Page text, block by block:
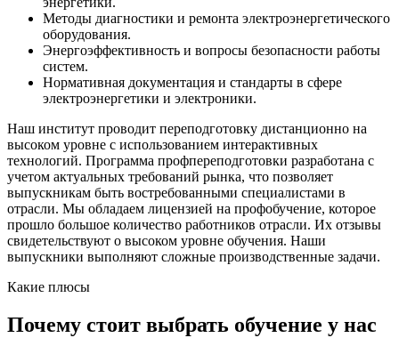
Методы диагностики и ремонта электроэнергетического
оборудования.
Энергоэффективность и вопросы безопасности работы
систем.
Нормативная документация и стандарты в сфере
электроэнергетики и электроники.
Наш институт проводит переподготовку дистанционно на
высоком уровне с использованием интерактивных
технологий. Программа профпереподготовки разработана с
учетом актуальных требований рынка, что позволяет
выпускникам быть востребованными специалистами в
отрасли. Мы обладаем лицензией на профобучение, которое
прошло большое количество работников отрасли. Их отзывы
свидетельствуют о высоком уровне обучения. Наши
выпускники выполняют сложные производственные задачи.
Какие плюсы
Почему стоит выбрать обучение у нас